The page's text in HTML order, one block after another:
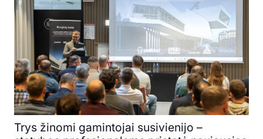
Trys žinomi gamintojai susivienijo –